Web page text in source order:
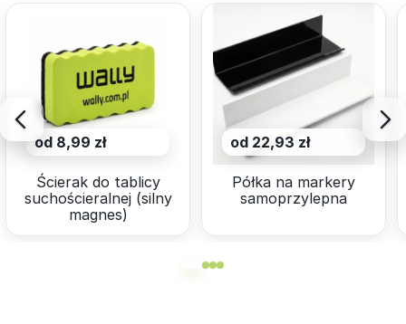
od 8,99 zł
Ścierak do tablicy
suchościeralnej (silny
magnes)
od 22,93 zł
Półka na markery
samoprzylepna